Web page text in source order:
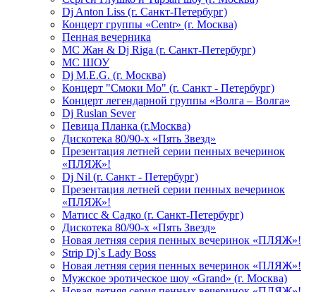
Dj Anton Liss (г. Санкт-Петербург)
Концерт группы «Centr» (г. Москва)
Пенная вечерника
МС Жан & Dj Riga (г. Санкт-Петербург)
МС ШОУ
Dj M.E.G. (г. Москва)
Концерт "Смоки Мо" (г. Санкт - Петербург)
Концерт легендарной группы «Волга – Волга»
Dj Ruslan Sever
Певица Планка (г.Москва)
Дискотека 80/90-х «Пять Звезд»
Презентация летней серии пенных вечеринок
«ПЛЯЖ»!
Dj Nil (г. Санкт - Петербург)
Презентация летней серии пенных вечеринок
«ПЛЯЖ»!
Матисс & Садко (г. Санкт-Петербург)
Дискотека 80/90-х «Пять Звезд»
Новая летняя серия пенных вечеринок «ПЛЯЖ»!
Strip Dj`s Lady Boss
Новая летняя серия пенных вечеринок «ПЛЯЖ»!
Мужское эротическое шоу «Grand» (г. Москва)